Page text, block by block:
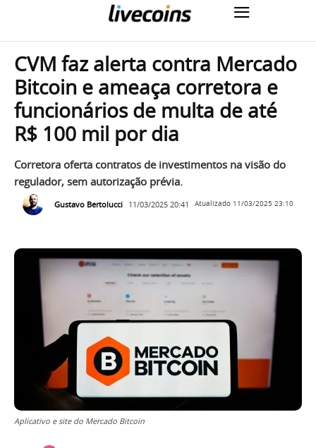
CVM faz alerta contra Mercado
Bitcoin e ameaça corretora e
funcionários de multa de até
R$ 100 mil por dia
Corretora oferta contratos de investimentos na visão do
regulador, sem autorização prévia.
Gustavo Bertolucci 11/03/2025 20:41 Atualizado 11/03/2025 23:10
Aplicativo e site do Mercado Bitcoin